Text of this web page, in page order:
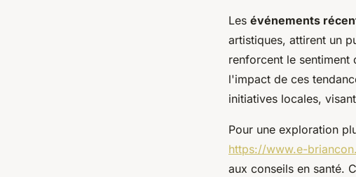
Les événements
artistiques, attirent un
renforcent le sentiment
l'impact de ces
initiatives locales,
Pour une exploration
https://www.e-
aux conseils en santé.